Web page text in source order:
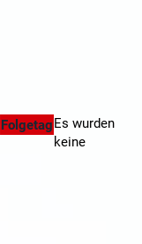
Folgetag Es wurden
keine